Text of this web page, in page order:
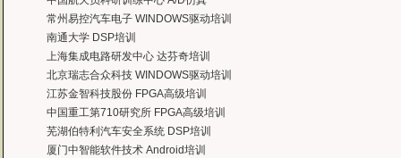
有曙海这样的DSP开发培训单位，是教育行业的财富，听了他们的课，茅塞顿开。
——上海医疗器械高等学校，罗老师
常州易控汽车电子 WINDOWS驱动培训
南通大学 DSP培训
上海集成电路研发中心 达芬奇培训
北京瑞志合众科技 WINDOWS驱动培训
江苏金智科技股份 FPGA高级培训
中国重工第710研究所 FPGA高级培训
芜湖伯特利汽车安全系统 DSP培训
厦门中智能软件技术 Android培训